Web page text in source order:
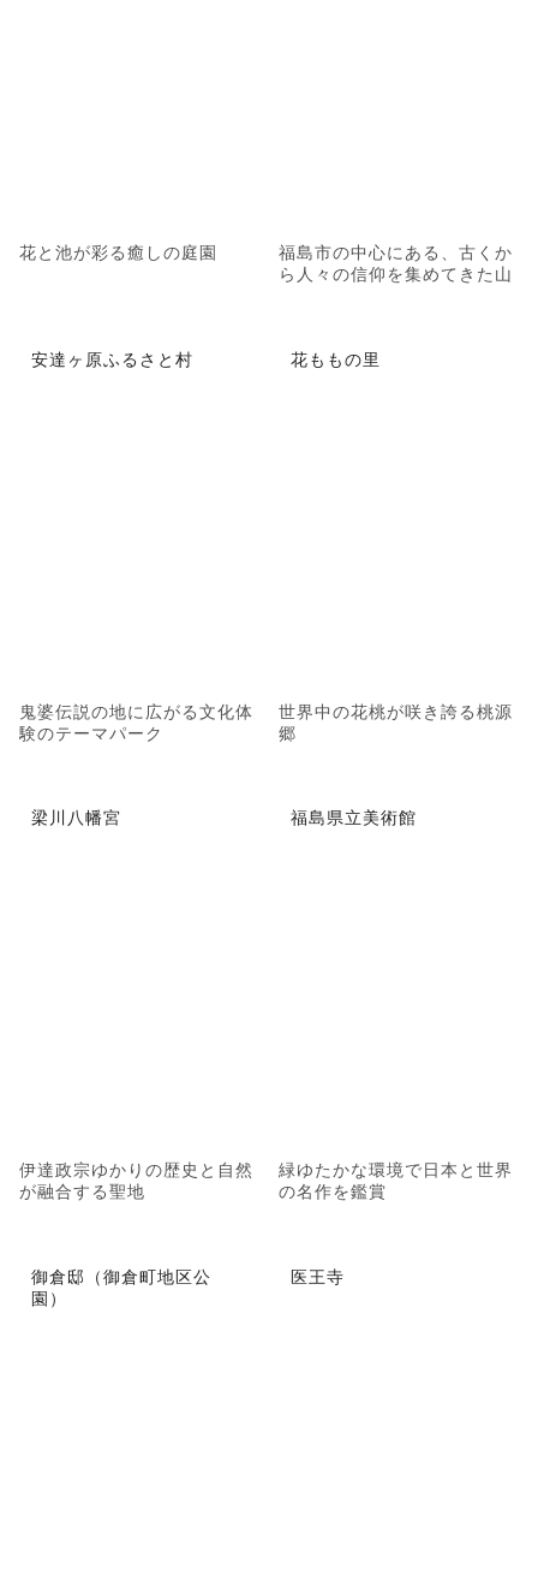
花と池が彩る癒しの庭園
福島市の中心にある、古くか
ら人々の信仰を集めてきた山
安達ヶ原ふるさと村
鬼婆伝説の地に広がる文化体
験のテーマパーク
花ももの里
世界中の花桃が咲き誇る桃源
郷
梁川八幡宮
伊達政宗ゆかりの歴史と自然
が融合する聖地
福島県立美術館
緑ゆたかな環境で日本と世界
の名作を鑑賞
御倉邸（御倉町地区公
園）
医王寺